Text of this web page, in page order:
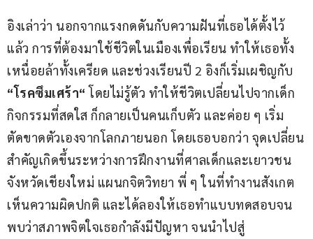
อิงเล่าว่า นอกจากแรงกดดันกับความฝันที่เธอได้ตั้งไว้
แล้ว การที่ต้องมาใช้ชีวิตในเมืองเพื่อเรียน ทำให้เธอทั้ง
เหนื่อยล้าทั้งเครียด และช่วงเรียนปี 2 อิงก็เริ่มเผชิญกับ
“โรคซึมเศร้า“ โดยไม่รู้ตัว ทำให้ชีวิตเปลี่ยนไปจากเด็ก
กิจกรรมที่สดใส ก็กลายเป็นคนเก็บตัว และค่อย ๆ เริ่ม
ตัดขาดตัวเองจากโลกภายนอก โดยเธอบอกว่า จุดเปลี่ยน
สำคัญเกิดขึ้นระหว่างการฝึกงานที่ศาลเด็กและเยาวชน
จังหวัดเชียงใหม่ แผนกจิตวิทยา พี่ ๆ ในที่ทำงานสังเกต
เห็นความผิดปกติ และได้ลองให้เธอทำแบบทดสอบจน
พบว่าสภาพจิตใจเธอกำลังมีปัญหา จนนำไปสู่